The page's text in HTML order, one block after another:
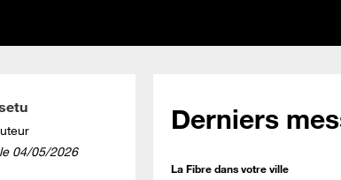
‎04/05/2026
Derniers
La Fibre dans votre ville